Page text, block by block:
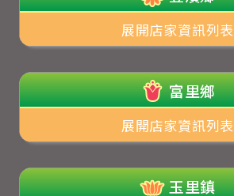
展開店家資訊列表
富里鄉
展開店家資訊列表
玉里鎮